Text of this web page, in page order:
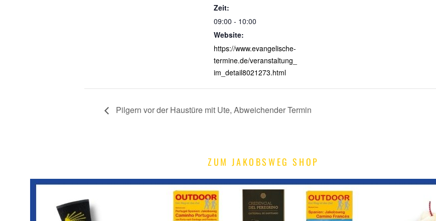
Zeit:
09:00 - 10:00
Website:
https://www.evangelische-
termine.de/veranstaltung_
im_detail8021273.html
Pilgern vor der Haustüre mit Ute, Abweichender Termin
ZUM JAKOBSWEG SHOP